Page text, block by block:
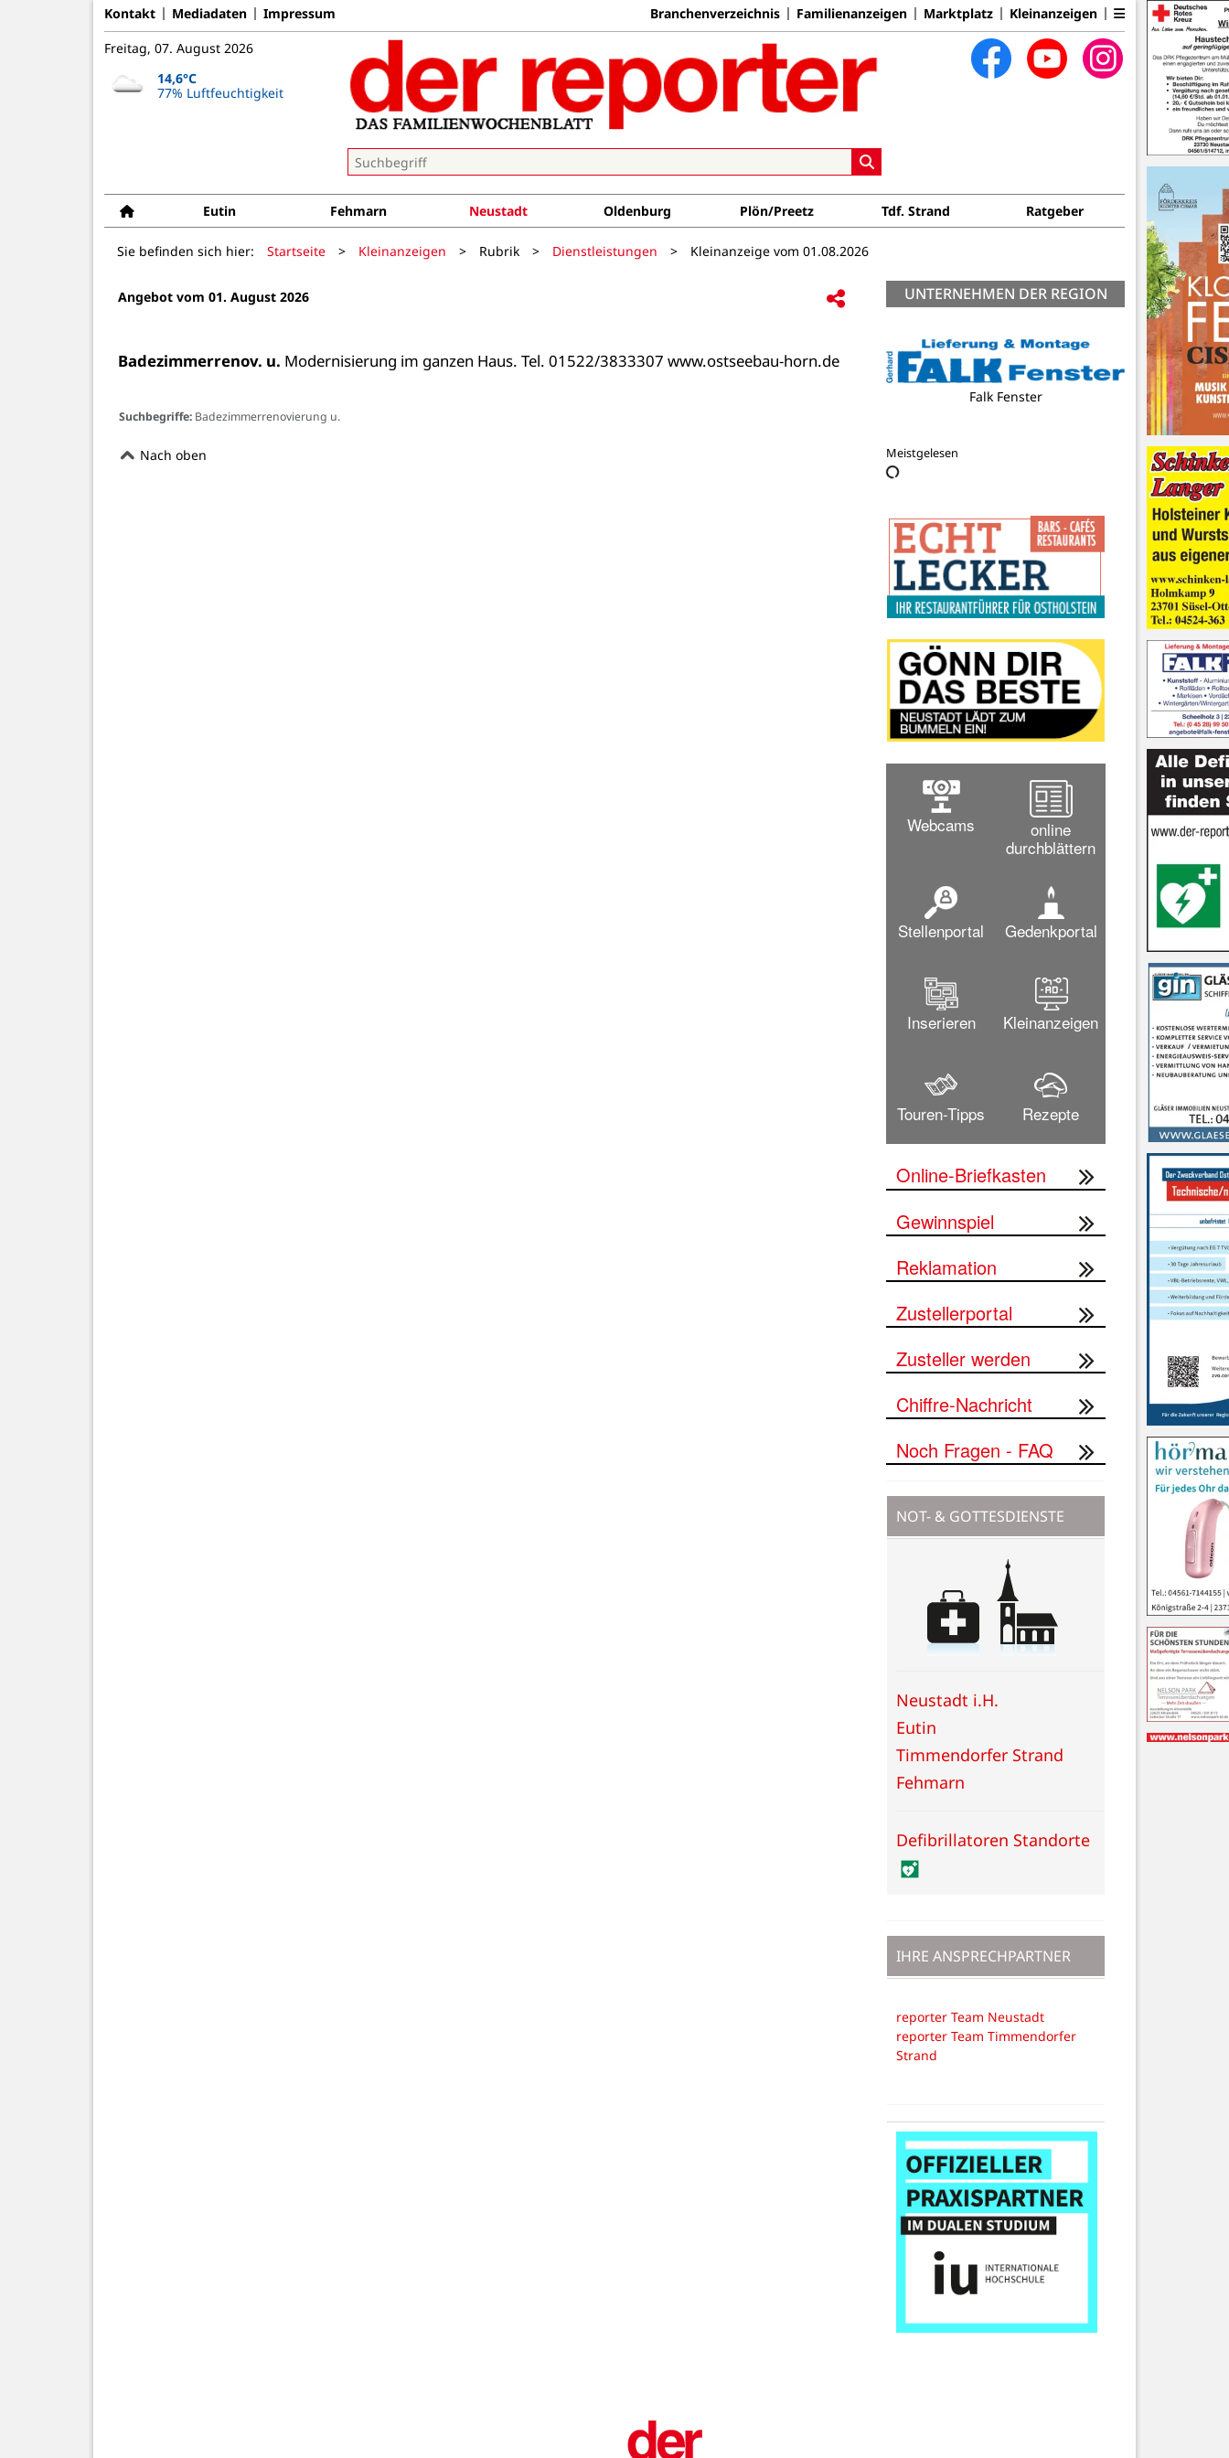
Kontakt Mediadaten Impressum Branchenverzeichnis Familienanzeigen Marktplatz Kleinanzeigen
Freitag, 07. August 2026
14,6°C
77% Luftfeuchtigkeit
Eutin Fehmarn Neustadt Oldenburg Plön/Preetz Tdf. Strand Ratgeber
Sie befinden sich hier: Startseite > Kleinanzeigen > Rubrik > Dienstleistungen > Kleinanzeige vom 01.08.2026
Angebot vom 01. August 2026
Badezimmerrenov. u. Modernisierung im ganzen Haus. Tel. 01522/3833307 www.ostseebau-horn.de
Suchbegriffe: Badezimmerrenovierung u.
Nach oben
UNTERNEHMEN DER REGION
Meistgelesen
Webcams
online
durchblättern
Stellenportal Gedenkportal
Inserieren Kleinanzeigen
Touren-Tipps Rezepte
Online-Briefkasten
Gewinnspiel
Reklamation
Zustellerportal
Zusteller werden
Chiffre-Nachricht
Noch Fragen - FAQ
NOT- & GOTTESDIENSTE
Neustadt i.H.
Eutin
Timmendorfer Strand
Fehmarn
Defibrillatoren Standorte
IHRE ANSPRECHPARTNER
reporter Team Neustadt
reporter Team Timmendorfer
Strand